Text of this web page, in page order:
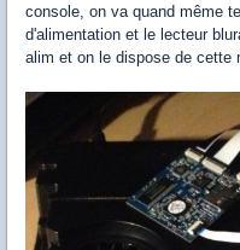
console, on va quand même
d'alimentation et le lecteur
alim et on le dispose de cette